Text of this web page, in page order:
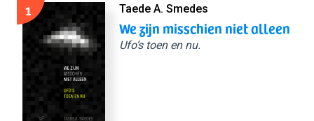
1 Taede A. Smedes
We zijn misschien niet alleen
Ufo’s toen en nu.